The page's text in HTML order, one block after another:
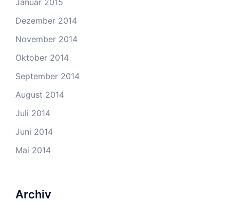
Januar 2015
Dezember 2014
November 2014
Oktober 2014
September 2014
August 2014
Juli 2014
Juni 2014
Mai 2014
Archiv